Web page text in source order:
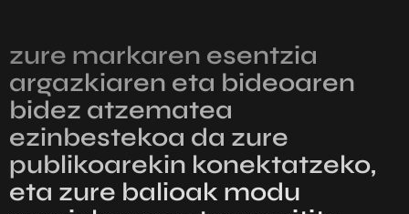
zure markaren esentzia
argazkiaren eta bideoaren
bidez atzematea
ezinbestekoa da zure
publikoarekin konektatzeko,
eta zure balioak modu